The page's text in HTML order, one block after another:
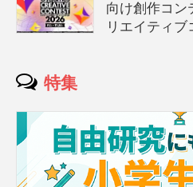
向け創作コン
リエイティブ
特集